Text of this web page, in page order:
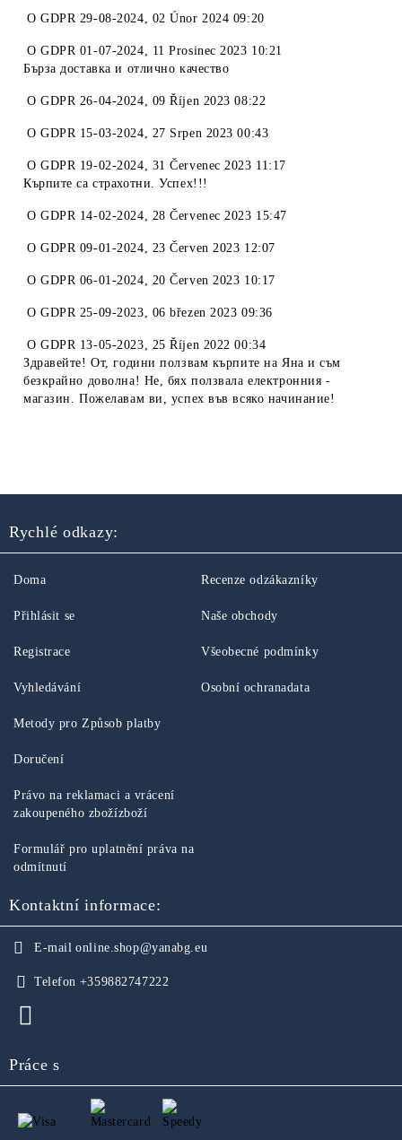
OGDPR 29-08-2024, 02 Únor 2024 09:20
OGDPR 01-07-2024, 11 Prosinec 2023 10:21
Бърза доставка и отлично качество
OGDPR 26-04-2024, 09 Říjen 2023 08:22
OGDPR 15-03-2024, 27 Srpen 2023 00:43
OGDPR 19-02-2024, 31 Červenec 2023 11:17
Кърпите са страхотни. Успех!!!
OGDPR 14-02-2024, 28 Červenec 2023 15:47
OGDPR 09-01-2024, 23 Červen 2023 12:07
OGDPR 06-01-2024, 20 Červen 2023 10:17
OGDPR 25-09-2023, 06 březen 2023 09:36
OGDPR 13-05-2023, 25 Říjen 2022 00:34
Здравейте! От, години ползвам кърпите на Яна и съм
безкрайно доволна! Не, бях ползвала електронния -
магазин. Пожелавам ви, успех във всяко начинание!
Rychlé odkazy:
Doma
Přihlásit se
Registrace
Vyhledávání
Recenze odzákazníky
Naše obchody
Všeobecné podmínky
Osobní ochranadata
Metody pro Způsob platby
Doručení
Právo na reklamaci a vrácení
zakoupeného zbožízboží
Formulář pro uplatnění práva na
odmítnutí
Kontaktní informace:
E-mail online.shop@yanabg.eu
Telefon +359882747222
Práce s